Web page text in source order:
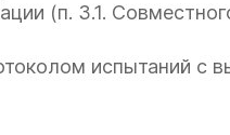
(п. 3.1.
испытаний с